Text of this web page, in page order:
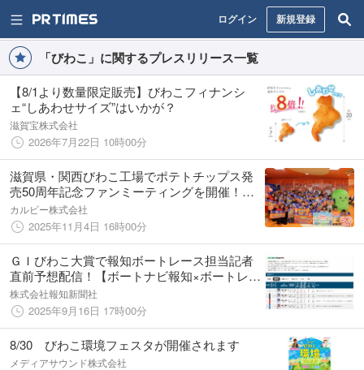
ログイン 新規登録
「びわこ」に関するプレスリリース一覧
【8/1より数量限定販売】びわこフィナンシ
ェ“しあわせサイズ”はいかが？
滋賀宝株式会社
2026年7月22日 10時00分
滋賀県・関西びわこ工場でポテトチップス発
売50周年記念ファンミーティングを開催！
2025年度のCalbee『Fan With! Project』第10
回
カルビー株式会社
2025年11月4日 16時00分
ＧＩびわこ大賞で報知ボートレース担当記者
直前予想配信！【ボートナビ報知×ボートレー
スびわこ】
株式会社報知新聞社
2025年9月16日 17時00分
8/30 びわこ環境フェスタが開催されます
メディアサウンド株式会社